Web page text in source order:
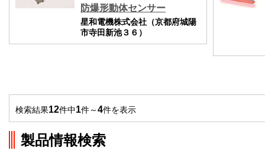
防爆形動体センサー
星和電機株式会社（京都府城陽
市寺田新池３６）
検索結果12件中1件～4件を表示
製品情報検索